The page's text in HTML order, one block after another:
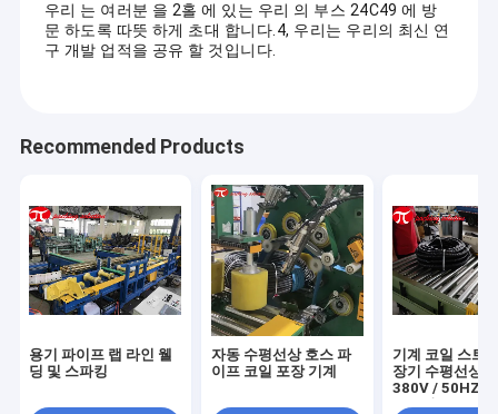
우리 는 여러분 을 2홀 에 있는 우리 의 부스 24C49 에 방
문 하도록 따뜻 하게 초대 합니다.4, 우리는 우리의 최신 연
구 개발 업적을 공유 할 것입니다.
Recommended Products
용기 파이프 랩 라인 웰
딩 및 스파킹
자동 수평선상 호스 파
이프 코일 포장 기계
기계 코일 스트
장기 수평선상
380V / 50HZ를
주름잡은 호스